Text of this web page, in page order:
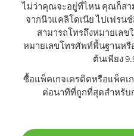
ไม่ว่าคุณจะอยู่ที่ไหน คุณก็สา
จากนิวแคลิโดเนีย ไปเฟรน
สามารถโทรถึงหมายเลข
หมายเลขโทรศัพท์พื้นฐานหรื
ต้นเพียง
ซื้อแพ็คเกจเครดิตหรือแพ็คเ
ต่อนาทีที่ถูกที่สุดสำหรับ